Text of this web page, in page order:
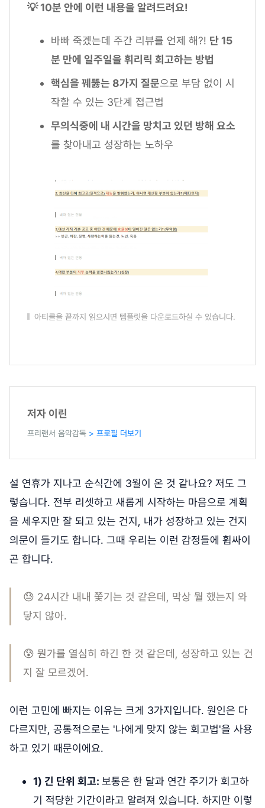
💡 10분 안에 이런 내용을 알려드려요!
바빠 죽겠는데 주간 리뷰를 언제 해?! 단 15
분 만에 일주일을 휘리릭 회고하는 방법
핵심을 꿰뚫는 8가지 질문으로 부담 없이 시
작할 수 있는 3단계 접근법
무의식중에 내 시간을 망치고 있던 방해 요소
를 찾아내고 성장하는 노하우
아티클을 끝까지 읽으시면 템플릿을 다운로드하실 수 있습니다.
저자 이린
프리랜서 음악감독 > 프로필 더보기
설 연휴가 지나고 순식간에 3월이 온 것 같나요? 저도 그
렇습니다. 전부 리셋하고 새롭게 시작하는 마음으로 계획
을 세우지만 잘 되고 있는 건지, 내가 성장하고 있는 건지
의문이 들기도 합니다. 그때 우리는 이런 감정들에 휩싸이
곤 합니다.
😓 24시간 내내 쫓기는 것 같은데, 막상 뭘 했는지 와
닿지 않아.
😰 뭔가를 열심히 하긴 한 것 같은데, 성장하고 있는 건
지 잘 모르겠어.
이런 고민에 빠지는 이유는 크게 3가지입니다. 원인은 다
다르지만, 공통적으로는 '나에게 맞지 않는 회고법'을 사용
하고 있기 때문이에요.
1) 긴 단위 회고: 보통은 한 달과 연간 주기가 회고하
기 적당한 기간이라고 알려져 있습니다. 하지만 이렇